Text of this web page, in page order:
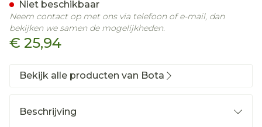
€ 25,94
Niet beschikbaar
Neem contact op met ons via telefoon of e-mail, dan
bekijken we samen de mogelijkheden.
Bekijk alle producten van Bota
Beschrijving